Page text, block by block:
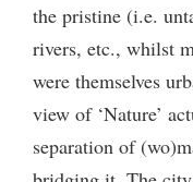
the pristine (i.e.
rivers, etc., whilst
were themselves
view of ‘Nature’
separation of